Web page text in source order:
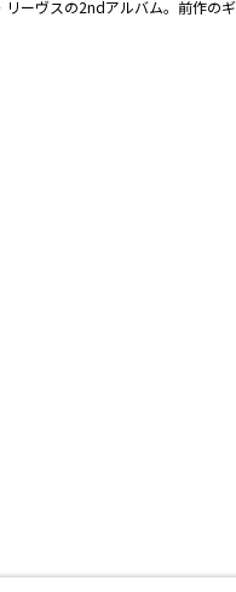
ーヴスの2ndアルバム。前作の